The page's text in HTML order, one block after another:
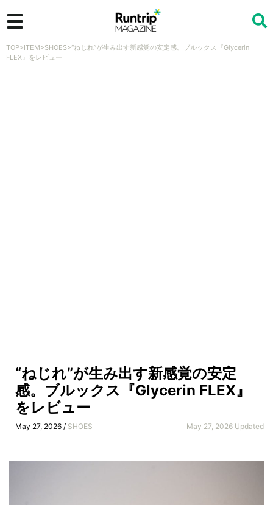
TOP>ITEM>SHOES>“ねじれ”が生み出す新感覚の安定感。ブルックス『Glycerin
FLEX』をレビュー
“ねじれ”が生み出す新感覚の安定
感。ブルックス『Glycerin FLEX』
をレビュー
May 27, 2026 / SHOES May 27, 2026 Updated